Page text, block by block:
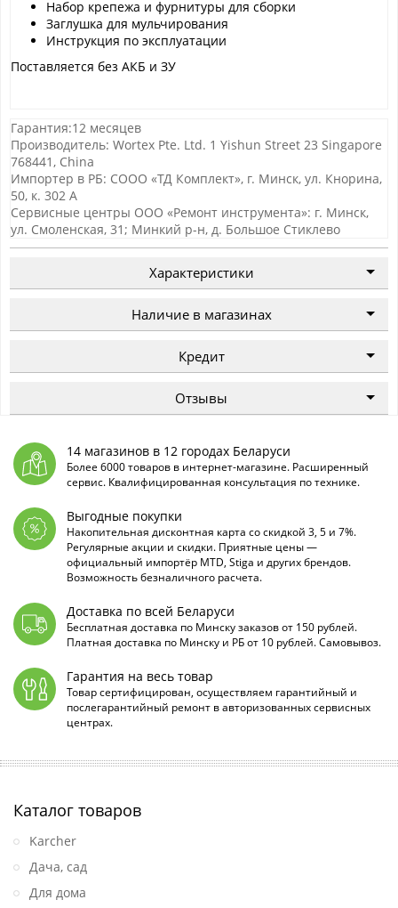
Набор крепежа и фурнитуры для сборки
Заглушка для мульчирования
Инструкция по эксплуатации
Поставляется без АКБ и ЗУ
Гарантия:12 месяцев
Производитель: Wortex Pte. Ltd. 1 Yishun Street 23 Singapore
768441, China
Импортер в РБ: СООО «ТД Комплект», г. Минск, ул. Кнорина,
50, к. 302 А
Сервисные центры ООО «Ремонт инструмента»: г. Минск,
ул. Смоленская, 31; Минкий р-н, д. Большое Стиклево
Характеристики
Наличие в магазинах
Кредит
Отзывы
14 магазинов в 12 городах Беларуси
Более 6000 товаров в интернет-магазине. Расширенный
сервис. Квалифицированная консультация по технике.
Выгодные покупки
Накопительная дисконтная карта со скидкой 3, 5 и 7%.
Регулярные акции и скидки. Приятные цены —
официальный импортёр MTD, Stiga и других брендов.
Возможность безналичного расчета.
Доставка по всей Беларуси
Бесплатная доставка по Минску заказов от 150 рублей.
Платная доставка по Минску и РБ от 10 рублей. Самовывоз.
Гарантия на весь товар
Товар сертифицирован, осуществляем гарантийный и
послегарантийный ремонт в авторизованных сервисных
центрах.
Каталог товаров
Karcher
Дача, сад
Для дома